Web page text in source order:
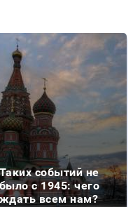
Таких событий не
было с 1945: чего
ждать всем нам?